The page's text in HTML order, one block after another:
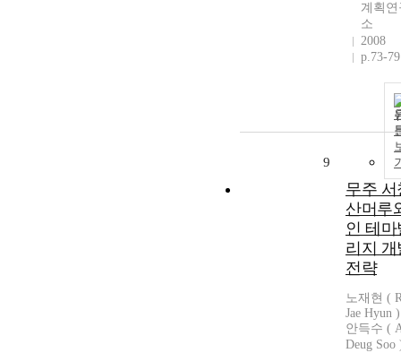
계획연
소
2008
p.73-79
9
무주 서
산머루
인 테마
리지 개
전략
노재현 (
Jae Hyun
안득수 (
Deug Soo